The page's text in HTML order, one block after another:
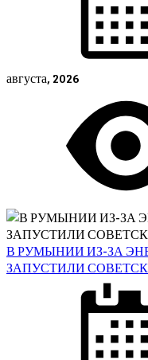
августа, 2026
В РУМЫНИИ ИЗ-ЗА
ЗАПУСТИЛИ